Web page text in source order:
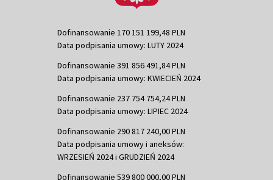
Dofinansowanie 170 151 199,48 PLN
Data podpisania umowy: LUTY 2024
Dofinansowanie 391 856 491,84 PLN
Data podpisania umowy: KWIECIEŃ 2024
Dofinansowanie 237 754 754,24 PLN
Data podpisania umowy: LIPIEC 2024
Dofinansowanie 290 817 240,00 PLN
Data podpisania umowy i aneksów:
WRZESIEŃ 2024 i GRUDZIEŃ 2024
Dofinansowanie 539 800 000,00 PLN